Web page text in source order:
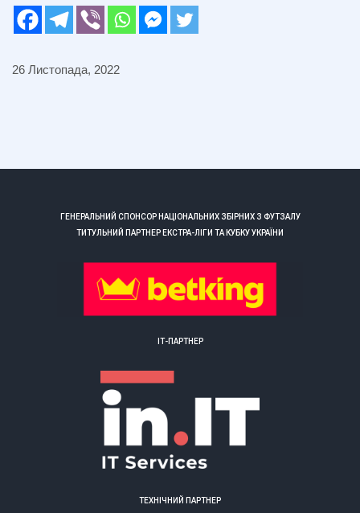
26 Листопада, 2022
ГЕНЕРАЛЬНИЙ СПОНСОР НАЦІОНАЛЬНИХ ЗБІРНИХ З ФУТЗАЛУ
ТИТУЛЬНИЙ ПАРТНЕР ЕКСТРА-ЛІГИ ТА КУБКУ УКРАЇНИ
ІТ-ПАРТНЕР
ТЕХНІЧНИЙ ПАРТНЕР